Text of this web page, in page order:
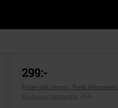
299:-
Priser inkl. moms., Frakt tillkommer.
30-dagars bästa pris
254:-